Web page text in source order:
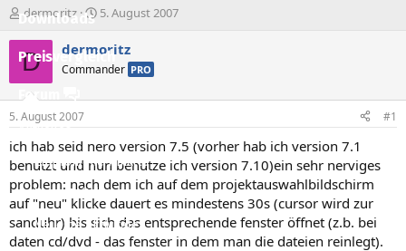
Downloads
Preisvergleich
Forum
Aktuelles
Empfohlene Inhalte
Neue Beiträge
Neueste Aktivitäten
E
r
s
t
l
e
r
dermoritz
E
s
e
t
a
5. August 2007
D dermoritz
Commander PRO
5. August 2007 #1
ich hab seid nero version 7.5 (vorher hab ich version 7.1
benutzt und nun benutze ich version 7.10)ein sehr nerviges
problem: nach dem ich auf dem projektauswahlbildschirm
auf "neu" klicke dauert es mindestens 30s (cursor wird zur
sanduhr) bis sich das entsprechende fenster öffnet (z.b. bei
daten cd/dvd - das fenster in dem man die dateien reinlegt).